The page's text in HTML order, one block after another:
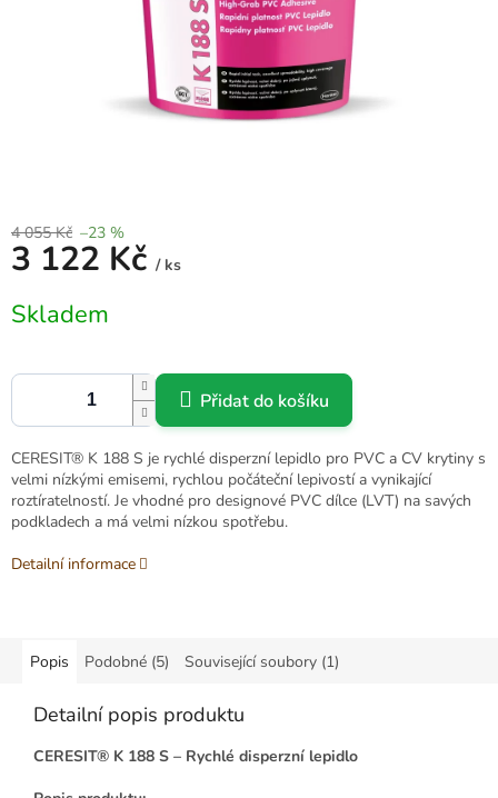
4 055 Kč –23 %
3 122 Kč / ks
cena:
Skladem
Přidat do košíku
CERESIT® K 188 S je rychlé disperzní lepidlo pro PVC a CV krytiny s
velmi nízkými emisemi, rychlou počáteční lepivostí a vynikající
roztíratelností. Je vhodné pro designové PVC dílce (LVT) na savých
podkladech a má velmi nízkou spotřebu.
Detailní informace
Popis Podobné (5) Související soubory (1)
Detailní popis produktu
CERESIT® K 188 S – Rychlé disperzní lepidlo